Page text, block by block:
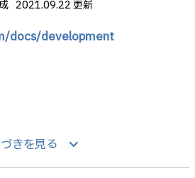
2021.09.22 更新
docs/development
きを見る keyboard_arrow_down